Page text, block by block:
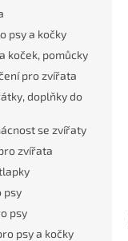
psy a kočky
koček, pomůcky
pro zvířata
doplňky do
se zvířaty
zvířata
psy
psy
psy a kočky